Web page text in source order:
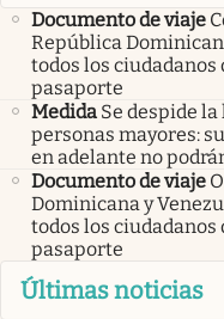
Documento de viaje
República
todos los
pasaporte
Medida Se despide
personas mayores:
en adelante no
Documento de viaje
Dominicana y
todos los
pasaporte
Últimas noticias